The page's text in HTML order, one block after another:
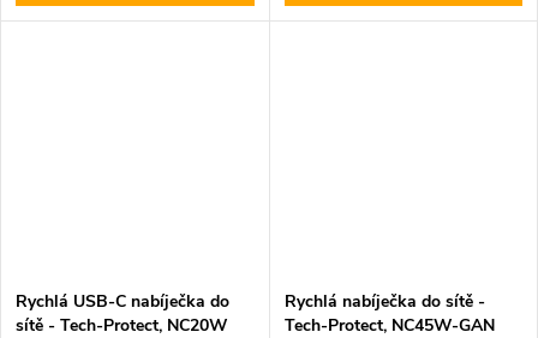
Rychlá USB-C nabíječka do
sítě - Tech-Protect, NC20W
Rychlá nabíječka do sítě -
Tech-Protect, NC45W-GAN